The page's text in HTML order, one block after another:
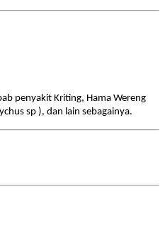
penyakit Kriting, Hama Wereng
sp ), dan lain sebagainya.